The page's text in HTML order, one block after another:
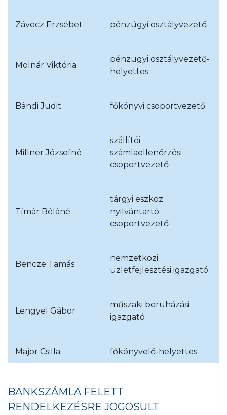
Závecz Erzsébet pénzügyi osztályvezető
Molnár Viktória
pénzügyi osztályvezető-
helyettes
Bándi Judit főkönyvi csoportvezető
Millner Józsefné
szállítói
számlaellenőrzési
csoportvezető
Tímár Béláné
tárgyi eszköz
nyilvántartó
csoportvezető
Bencze Tamás
nemzetközi
üzletfejlesztési igazgató
Lengyel Gábor
műszaki beruházási
igazgató
Major Csilla főkönyvelő-helyettes
BANKSZÁMLA FELETT
RENDELKEZÉSRE JOGOSULT